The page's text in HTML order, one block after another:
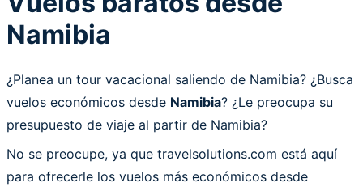
Namibia
¿Planea un tour vacacional saliendo de Namibia? ¿Busca
vuelos económicos desde Namibia? ¿Le preocupa su
presupuesto de viaje al partir de Namibia?
No se preocupe, ya que travelsolutions.com está aquí
para ofrecerle los vuelos más económicos desde